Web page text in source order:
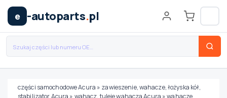
e -autoparts.pl
części samochodowe Acura » zawieszenie, wahacze, łożyska kół,
stabilizator Acura » wahacz, tuleje wahacza Acura »wahacze